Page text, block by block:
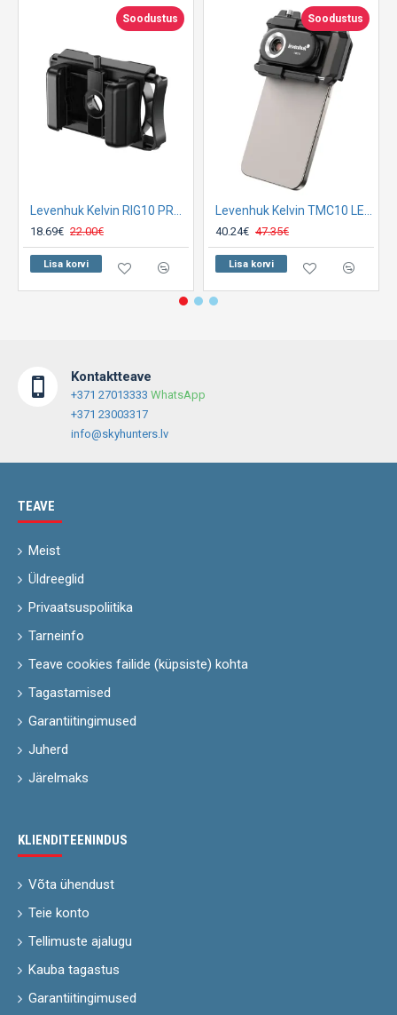
Soodustus
18.69€ 22.00€
Lisa korvi
Soodustus
40.24€ 47.35€
Lisa korvi
Kontaktteave
+371 27013333 WhatsApp
+371 23003317
info@skyhunters.lv
TEAVE
Meist
Üldreeglid
Privaatsuspoliitika
Tarneinfo
Teave cookies failide (küpsiste) kohta
Tagastamised
Garantiitingimused
Juherd
Järelmaks
KLIENDITEENINDUS
Võta ühendust
Teie konto
Tellimuste ajalugu
Kauba tagastus
Garantiitingimused